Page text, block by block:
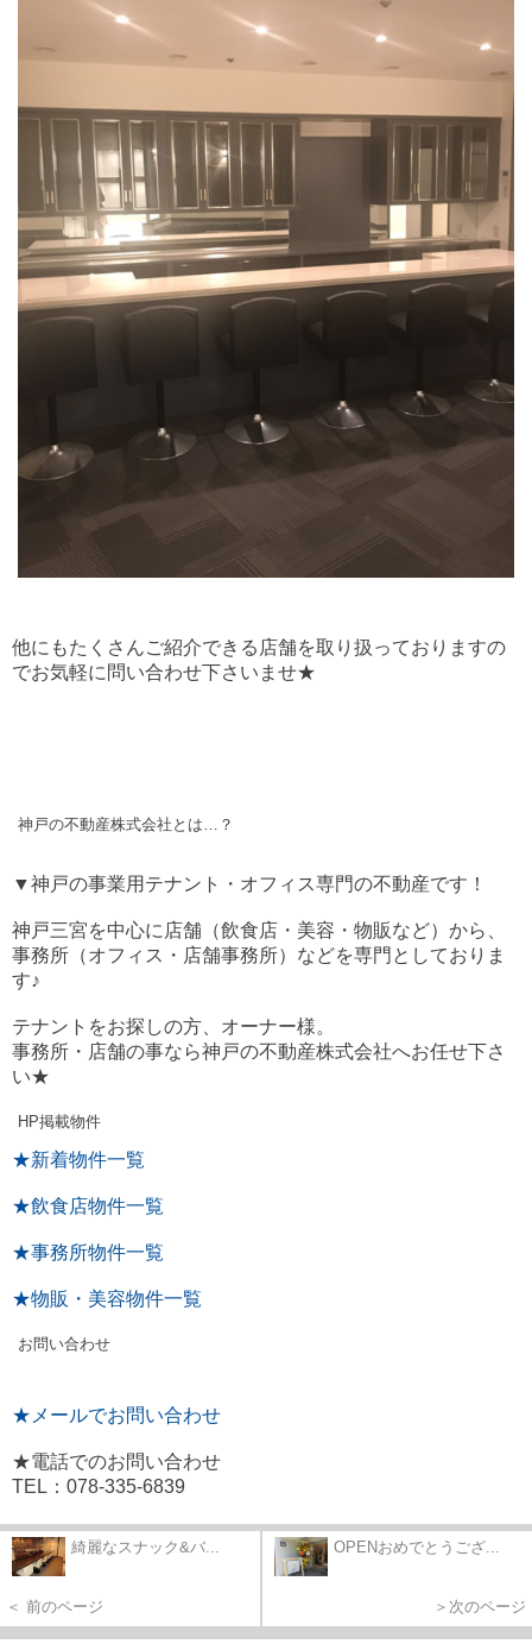
他にもたくさんご紹介できる店舗を取り扱っておりますの
でお気軽に問い合わせ下さいませ★
神戸の不動産株式会社とは…？
▼神戸の事業用テナント・オフィス専門の不動産です！
神戸三宮を中心に店舗（飲食店・美容・物販など）から、
事務所（オフィス・店舗事務所）などを専門としておりま
す♪
テナントをお探しの方、オーナー様。
事務所・店舗の事なら神戸の不動産株式会社へお任せ下さ
い★
HP掲載物件
★新着物件一覧
★飲食店物件一覧
★事務所物件一覧
★物販・美容物件一覧
お問い合わせ
★メールでお問い合わせ
★電話でのお問い合わせ
TEL：078-335-6839
綺麗なスナック&バ...
＜ 前のページ
OPENおめでとうござ...
＞次のページ